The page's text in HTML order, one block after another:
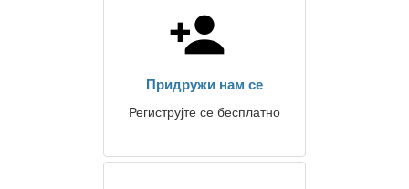
Придружи нам се
Региструјте се бесплатно